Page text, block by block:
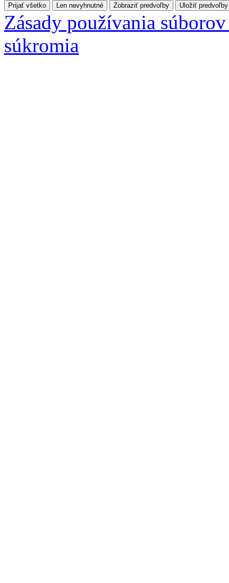
Prijať všetko Len nevyhnutné Zobraziť predvoľby Uložiť predvoľby
Zásady používania
súkromia